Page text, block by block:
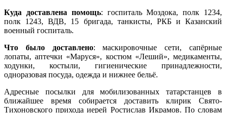
Куда доставлена помощь: госпиталь Моздока, полк 1234,
полк 1243, ВДВ, 15 бригада, танкисты, РКБ и Казанский
военный госпиталь.
Что было доставлено: маскировочные сети, сапёрные
лопаты, аптечки «Маруся», костюм «Леший», медикаменты,
ходунки, костыли, гигиенические принадлежности,
одноразовая посуда, одежда и нижнее бельё.
Адресные посылки для мобилизованных татарстанцев в
ближайшее время собирается доставить клирик Свято-
Тихоновского прихода иерей Ростислав Икрамов. По словам